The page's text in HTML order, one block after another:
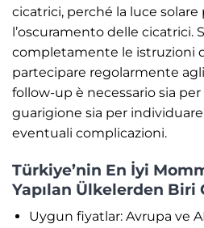
cicatrici, perché la luce solare
l’oscuramento delle cicatrici.
completamente le istruzioni
partecipare regolarmente
follow-up è necessario sia
guarigione sia per
eventuali complicazioni.
Türkiye’nin En İyi
Yapılan Ülkelerden Biri
Uygun fiyatlar: Avrupa ve